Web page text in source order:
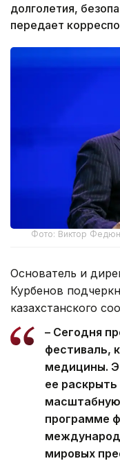
долголетия,
передает
Фото: Виктор
Основатель и
Курбенов
казахстанского
– Сегодня
фестиваль,
медицины.
ее
программе
мировых